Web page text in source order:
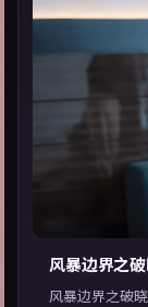
风暴边界之
风暴边界之破